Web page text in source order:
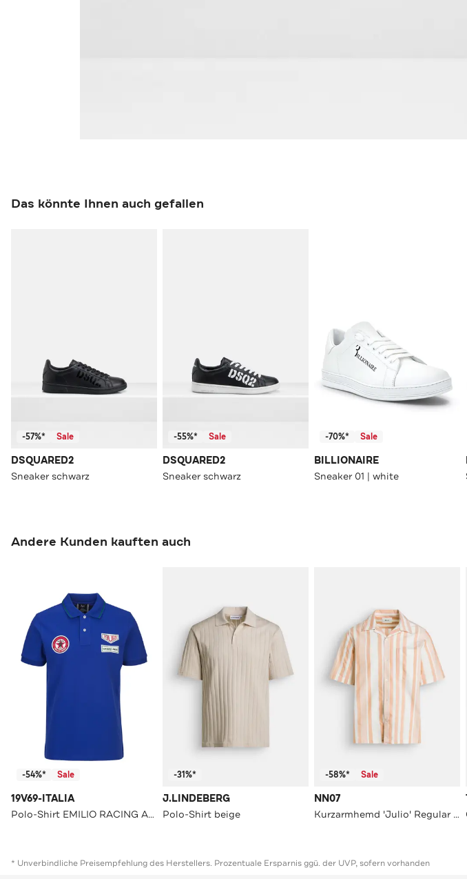
Das könnte Ihnen auch gefallen
-57%* Sale
DSQUARED2
Sneaker schwarz
-55%* Sale
DSQUARED2
Sneaker schwarz
-70%* Sale
BILLIONAIRE
Sneaker 01 | white
Andere Kunden kauften auch
-54%* Sale
19V69-ITALIA
Polo-Shirt EMILIO RACING Azzurro
-31%*
J.LINDEBERG
Polo-Shirt beige
-58%* Sale
NN07
Kurzarmhemd 'Julio' Regular Fit
* Unverbindliche Preisempfehlung des Herstellers. Prozentuale Ersparnis ggü. der UVP, sofern vorhanden